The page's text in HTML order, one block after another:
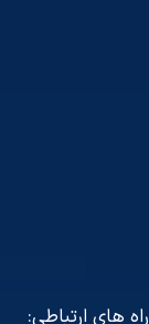
راه های ارتباطی: